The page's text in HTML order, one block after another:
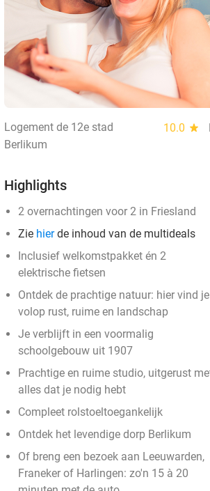
Logement de 12e stad 10.0 star
Berlikum
Highlights
2 overnachtingen voor 2 in Friesland
Zie hierde inhoud van de multideals
Inclusief welkomstpakket én 2
elektrische fietsen
Ontdek de prachtige natuur: hier vind je
volop rust, ruime en landschap
Je verblijft in een voormalig
schoolgebouw uit 1907
Prachtige en ruime studio, uitgerust
alles dat je nodig hebt
Compleet rolstoeltoegankelijk
Ontdek het levendige dorp Berlikum
Of breng een bezoek aan Leeuwarden,
Franeker of Harlingen: zo'n 15 à 20